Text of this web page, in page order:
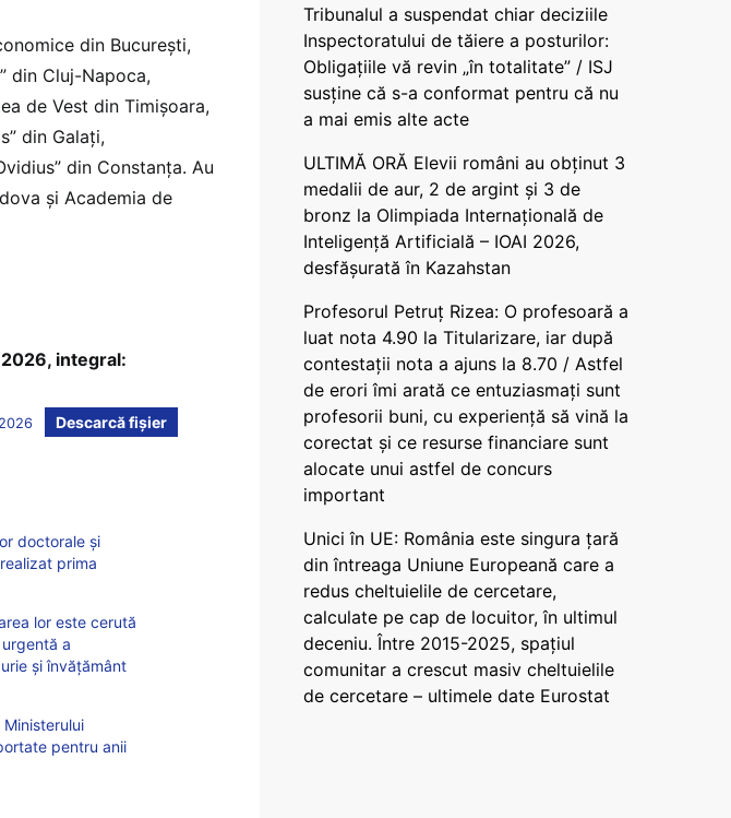
din București,
din Cluj-Napoca,
de Vest din Timișoara,
din Galați,
din Constanța. Au
și Academia de
integral:
Descarcă fișier
doctorale și
prima
lor este cerută
a
și învățământ
pentru anii
Tribunalul a suspendat chiar deciziile
Inspectoratului de tăiere a posturilor:
Obligațiile vă revin „în totalitate” / ISJ
susține că s-a conformat pentru că nu
a mai emis alte acte
ULTIMĂ ORĂ Elevii români au obținut 3
medalii de aur, 2 de argint și 3 de
bronz la Olimpiada Internațională de
Inteligență Artificială – IOAI 2026,
desfășurată în Kazahstan
Profesorul Petruț Rizea: O profesoară a
luat nota 4.90 la Titularizare, iar după
contestații nota a ajuns la 8.70 / Astfel
de erori îmi arată ce entuziasmați sunt
profesorii buni, cu experiență să vină la
corectat și ce resurse financiare sunt
alocate unui astfel de concurs
important
Unici în UE: România este singura țară
din întreaga Uniune Europeană care a
redus cheltuielile de cercetare,
calculate pe cap de locuitor, în ultimul
deceniu. Între 2015-2025, spațiul
comunitar a crescut masiv cheltuielile
de cercetare – ultimele date Eurostat